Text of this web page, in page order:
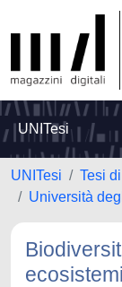
UNITesi
UNITesi
Tesi
Università